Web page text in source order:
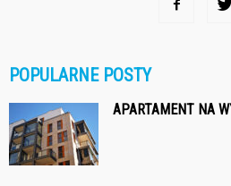
POPULARNE POSTY
APARTAMENT NA